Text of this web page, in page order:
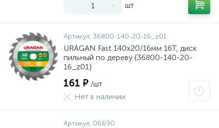
- + шт
Артикул: 36800-140-20-16_z01
URAGAN Fast 140x20/16мм 16Т, диск
пильный по дереву {36800-140-20-
16_z01}
161 ₽ /шт
Нет в наличии
Артикул: 06690